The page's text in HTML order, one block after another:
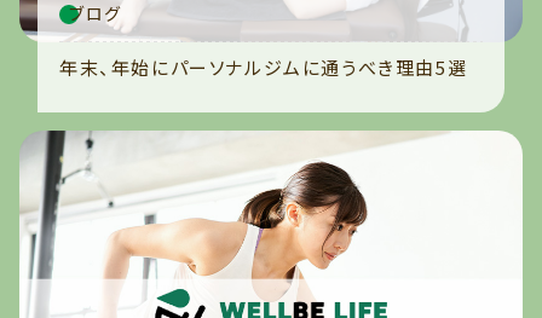
ブログ
年末、年始にパーソナルジムに通うべき理由5選